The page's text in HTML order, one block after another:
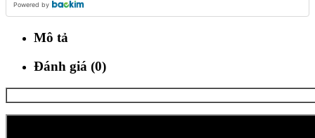
Powered by
Mô tả
Đánh giá (0)